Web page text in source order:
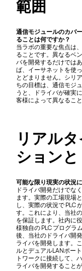
範囲
通信モジュールのカバ
ることは何ですか？
当ラボの重要な焦点は
ることです。異なるベ
バを開発するだけでは
ば、イーサネットを使
とどまりません。シリ
ちの目標は、通信モジ
うと、ドライバが確実
客様によって異なるこ
リアル
ション
可能な限り現実の状況
ドライバ開発だけでな
ます。実際の工場現場
し、実際の状況で PLC
す。これにより、当社
を保証します。社内に
様独自の PLC プログラ
後、当社のドライバ開
ライバを開発します。
ルとデュアルLANポー
トワークに接続して、
ライバを開発することが